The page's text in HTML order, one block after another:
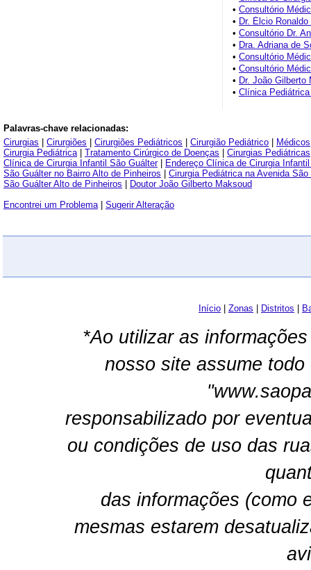
• Consultório
• Dr. Élcio
• Consultório Dr.
• Dra. Adriana de
• Consultório
• Consultório
• Dr. João Gilberto
• Clínica
Palavras-chave relacionadas:
Cirurgias
Cirurgiões Cirurgiões Pediátricos Cirurgião Pediátrico Médicos
Cirurgia Pediátrica| Tratamento Cirúrgico de Doenças Cirurgias Pediátricas
Clínica de Cirurgia Infantil São Guálter|
Endereço Clínica de Cirurgia
São Guálter no Bairro Alto de Pinheiros
Cirurgia Pediátrica na Avenida São
São Guálter Alto de Pinheiros
Doutor João Gilberto Maksoud
Encontrei um Problema| Sugerir Alteração
Início Zonas Distritos
*Ao utilizar as
nosso site assume
responsabilizado por
ou condições de uso das
das informações (como
mesmas estarem